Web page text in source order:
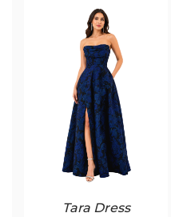
Tara Dress